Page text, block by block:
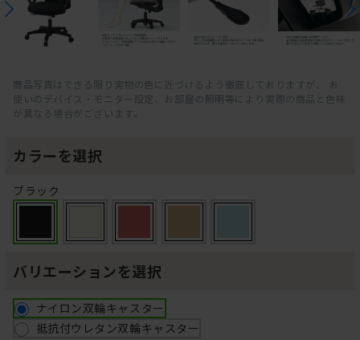
商品写真はできる限り実物の色に近づけるよう徹底しておりますが、 お
使いのデバイス・モニター設定、お部屋の照明等により実際の商品と色味
が異なる場合がございます。
カラーを選択
ブラック
バリエーションを選択
ナイロン双輪キャスター
抵抗付ウレタン双輪キャスター